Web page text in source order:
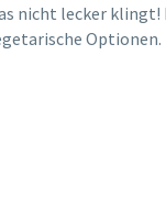
nicht lecker klingt!
Optionen.